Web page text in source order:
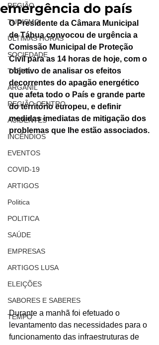
REGIÃO
TURISMO
ÚLTIMAS HORAS
SOCIEDADE
TÁBUA
ARGANIL
REGIÃO CENTRO
ACIDENTES
INCÊNDIOS
EVENTOS
COVID-19
ARTIGOS
Politica
POLITICA
SAÚDE
EMPRESAS
ARTIGOS LUSA
ELEIÇÕES
SABORES E SABERES
TEMPO
emergência do país
O Presidente da Câmara Municipal
de Tábua convocou de urgência a
Comissão Municipal de Proteção
Civil para as 14 horas de hoje, com o
objetivo de analisar os efeitos
decorrentes do apagão energético
que afeta todo o País e grande parte
do território europeu, e definir
medidas imediatas de mitigação dos
problemas que lhe estão associados.
Durante a manhã foi efetuado o
levantamento das necessidades para o
funcionamento das infraestruturas de